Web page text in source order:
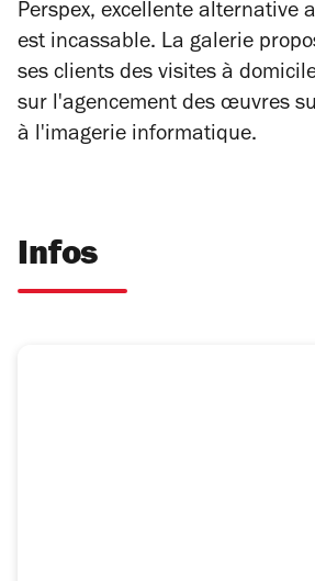
Perspex, excellente alternative
est incassable. La galerie
ses clients des visites à
sur l'agencement des œuvres
à l'imagerie informatique.
Infos